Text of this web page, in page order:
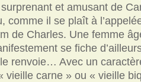
et amusant de
comme il se plaît à
de Charles. Une femme
se fiche
renvoie… Avec un
vieille carne » ou « vieille